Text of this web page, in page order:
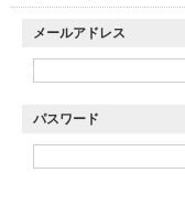
メールアドレス
パスワード